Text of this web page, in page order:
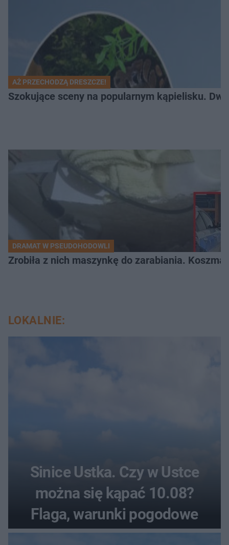
AŻ PRZECHODZĄ DRESZCZE!
Szokujące sceny na popularnym kąpielisku.
DRAMAT W PSEUDOHODOWLI
Zrobiła z nich maszynkę do zarabiania.
LOKALNIE:
Sinice Ustka. Czy w Ustce
można się kąpać 10.08?
Flaga, warunki pogodowe